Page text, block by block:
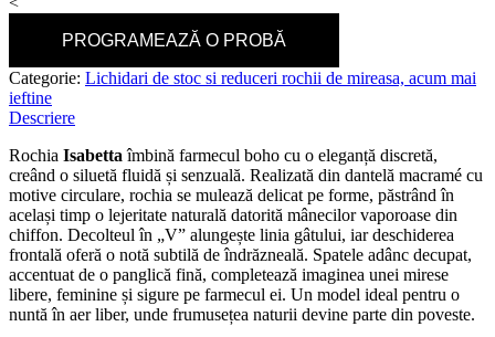
PROGRAMEAZĂ O PROBĂ
Categorie: Lichidari de stoc si reduceri rochii de mireasa, acum mai
ieftine
Descriere
Rochia Isabetta îmbină farmecul boho cu o eleganță discretă,
creând o siluetă fluidă și senzuală. Realizată din dantelă macramé cu
motive circulare, rochia se mulează delicat pe forme, păstrând în
același timp o lejeritate naturală datorită mânecilor vaporoase din
chiffon. Decolteul în „V” alungește linia gâtului, iar deschiderea
frontală oferă o notă subtilă de îndrăzneală. Spatele adânc decupat,
accentuat de o panglică fină, completează imaginea unei mirese
libere, feminine și sigure pe farmecul ei. Un model ideal pentru o
nuntă în aer liber, unde frumusețea naturii devine parte din poveste.